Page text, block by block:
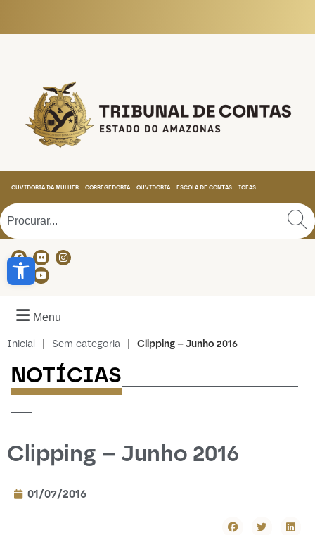
Abrir a barra de ferramentas
OUVIDORIA DA MULHER CORREGEDORIA OUVIDORIA ESCOLA DE CONTAS ICEAS
Menu
Inicial Sem categoria Clipping – Junho 2016
NOTÍCIAS
---
Clipping – Junho 2016
01/07/2016